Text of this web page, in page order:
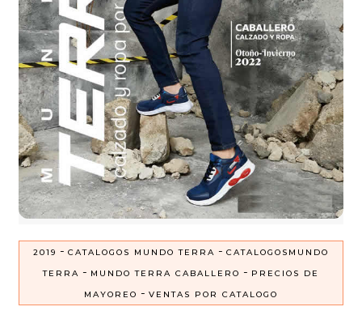
2019 - CATALOGOS MUNDO TERRA - CATALOGOSMUNDO
TERRA - MUNDO TERRA CABALLERO - PRECIOS DE
MAYOREO - VENTAS POR CATALOGO